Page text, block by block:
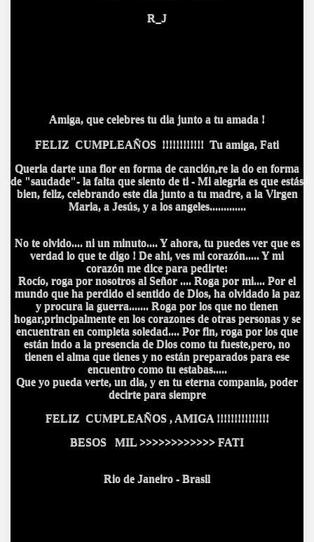
R_J
Amiga, que celebres tu dia junto a tu amada !
FELIZ CUMPLEAÑOS !!!!!!!!!!!! Tu amiga, Fati
Queria darte una flor en forma de canción,re la do en forma
de "saudade"- la falta que siento de ti - Mi alegria es que estás
bien, feliz, celebrando este dia junto a tu madre, a la Virgen
Maria, a Jesús, y a los angeles.............
No te olvido.... ni un minuto.... Y ahora, tu puedes ver que es
verdad lo que te digo ! De ahi, ves mi corazón..... Y mi
corazón me dice para pedirte:
Rocío, roga por nosotros al Señor .... Roga por mi.... Por el
mundo que ha perdido el sentido de Dios, ha olvidado la paz
y procura la guerra....... Roga por los que no tienen
hogar,principalmente en los corazones de otras personas y se
encuentran en completa soledad.... Por fin, roga por los que
están indo a la presencia de Dios como tu fueste,pero, no
tienen el alma que tienes y no están preparados para ese
encuentro como tu estabas.....
Que yo pueda verte, un dia, y en tu eterna compania, poder
decirte para siempre
FELIZ CUMPLEAÑOS , AMIGA !!!!!!!!!!!!!!!
BESOS MIL >>>>>>>>>>>> FATI
Rio de Janeiro - Brasil